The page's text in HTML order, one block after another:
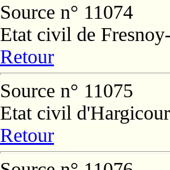
Source n° 11074
Etat civil de
Retour
Source n° 11075
Etat civil
Retour